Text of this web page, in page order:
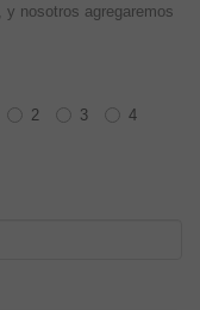
nosotros agregaremos
2 3
4